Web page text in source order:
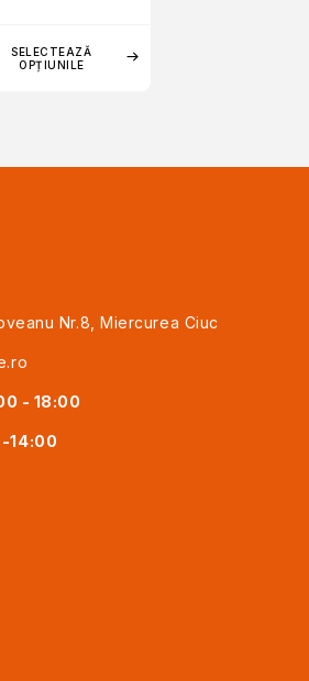
SELECTEAZĂ
OPȚIUNILE
Nr.8, Miercurea Ciuc
- 18:00
14:00